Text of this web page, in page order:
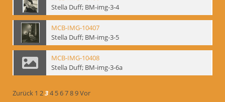
Stella Duff; BM-img-3-4
MCB-IMG-10407
Stella Duff; BM-img-3-5
MCB-IMG-10408
Stella Duff; BM-img-3-6a
Zurück 1 234 56789Vor